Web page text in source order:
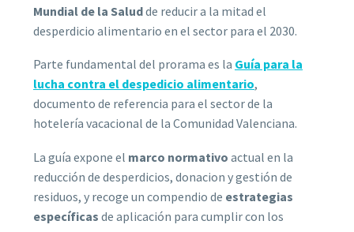
Mundial de la Saludde reducir a la mitad el
desperdicio alimentario en el sector para el 2030.
Parte fundamental del prorama es la Guía para la
lucha contra el despedicio alimentario,
documento de referencia para el sector de la
hotelería vacacional de la Comunidad Valenciana.
La guía expone el marco normativo actual en la
reducción de desperdicios, donacion y gestión de
residuos, y recoge un compendio de estrategias
específicas de aplicación para cumplir con los